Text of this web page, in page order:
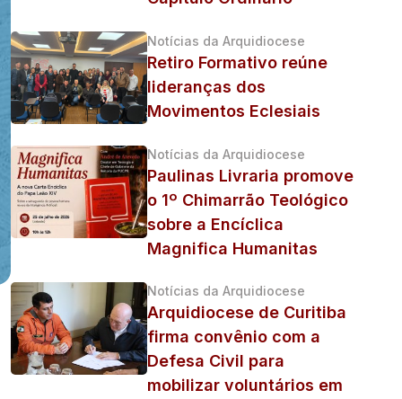
Notícias da Arquidiocese
Retiro Formativo reúne
lideranças dos
Movimentos Eclesiais
Notícias da Arquidiocese
Paulinas Livraria promove
o 1º Chimarrão Teológico
sobre a Encíclica
Magnifica Humanitas
Notícias da Arquidiocese
Arquidiocese de Curitiba
firma convênio com a
Defesa Civil para
mobilizar voluntários em